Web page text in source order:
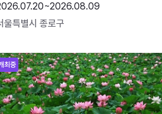
울특별시 종로구
최중